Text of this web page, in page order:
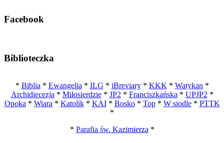
Facebook
Biblioteczka
* Biblia * Ewangelia * ILG * iBreviary* KKK * Watykan *
Archidiecezja * Miłosierdzie* JP2 * Franciszkańska * UPJP2 *
Opoka * Wiara * Katolik* KAI* Bosko* Top* W siodle* PTTK
*
* Parafia św. Kazimierza *